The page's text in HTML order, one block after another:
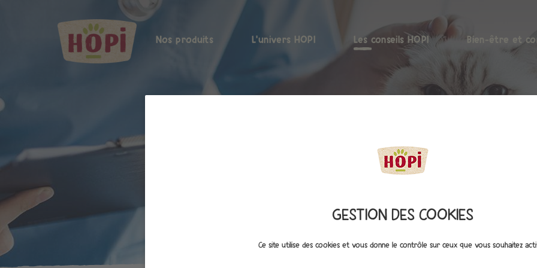
GESTION DES COOKIES
Ce site utilise des cookies et vous donne le contrôle sur ceux que vous souhaitez
Nos produits L'univers HOPI Les conseils HOPI Bien-être et